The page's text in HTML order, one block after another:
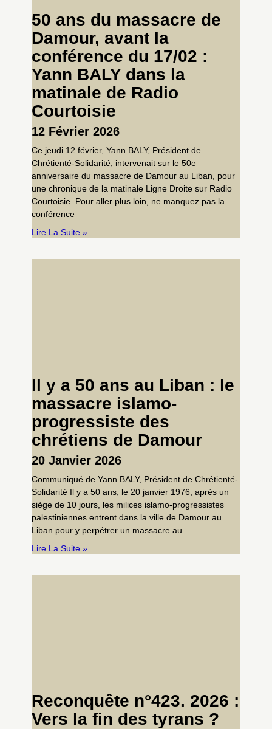
50 ans du massacre de
Damour, avant la
conférence du 17/02 :
Yann BALY dans la
matinale de Radio
Courtoisie
12 Février 2026
Ce jeudi 12 février, Yann BALY, Président de
Chrétienté-Solidarité, intervenait sur le 50e
anniversaire du massacre de Damour au Liban, pour
une chronique de la matinale Ligne Droite sur Radio
Courtoisie. Pour aller plus loin, ne manquez pas la
conférence
Lire La Suite »
Il y a 50 ans au Liban : le
massacre islamo-
progressiste des
chrétiens de Damour
20 Janvier 2026
Communiqué de Yann BALY, Président de Chrétienté-
Solidarité Il y a 50 ans, le 20 janvier 1976, après un
siège de 10 jours, les milices islamo-progressistes
palestiniennes entrent dans la ville de Damour au
Liban pour y perpétrer un massacre au
Lire La Suite »
Reconquête n°423. 2026 :
Vers la fin des tyrans ?